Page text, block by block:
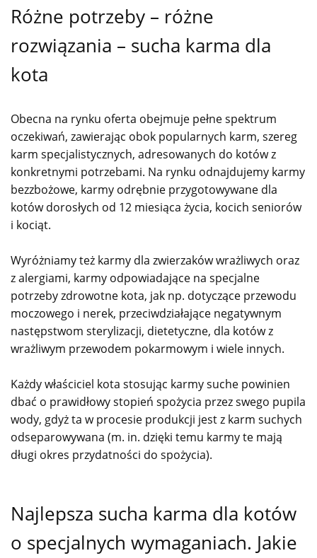
Różne potrzeby – różne
rozwiązania – sucha karma dla
kota
Obecna na rynku oferta obejmuje pełne spektrum
oczekiwań, zawierając obok popularnych karm, szereg
karm specjalistycznych, adresowanych do kotów z
konkretnymi potrzebami. Na rynku odnajdujemy karmy
bezzbożowe, karmy odrębnie przygotowywane dla
kotów dorosłych od 12 miesiąca życia, kocich seniorów
i kociąt.
Wyróżniamy też karmy dla zwierzaków wrażliwych oraz
z alergiami, karmy odpowiadające na specjalne
potrzeby zdrowotne kota, jak np. dotyczące przewodu
moczowego i nerek, przeciwdziałające negatywnym
następstwom sterylizacji, dietetyczne, dla kotów z
wrażliwym przewodem pokarmowym i wiele innych.
Każdy właściciel kota stosując karmy suche powinien
dbać o prawidłowy stopień spożycia przez swego pupila
wody, gdyż ta w procesie produkcji jest z karm suchych
odseparowywana (m. in. dzięki temu karmy te mają
długi okres przydatności do spożycia).
Najlepsza sucha karma dla kotów
o specjalnych wymaganiach. Jakie